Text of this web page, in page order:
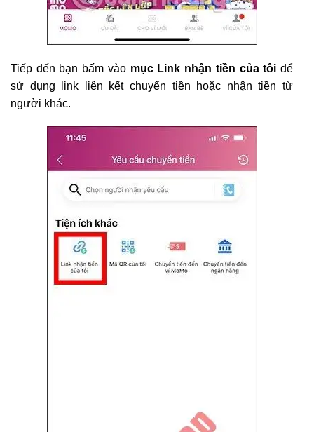
Tiếp đến bạn bấm vào mục Link nhận tiền của tôiđể
sử dụng link liên kết chuyển tiền hoặc nhận tiền từ
người khác.